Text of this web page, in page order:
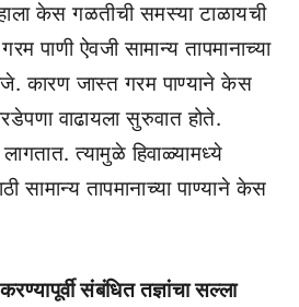
केस गळतीची समस्या टाळायची
पाणी ऐवजी सामान्य तापमानाच्या
कारण जास्त गरम पाण्याने केस
वाढायला सुरुवात होते.
त्यामुळे हिवाळ्यामध्ये
सामान्य तापमानाच्या पाण्याने केस
संबंधित तज्ञांचा सल्ला